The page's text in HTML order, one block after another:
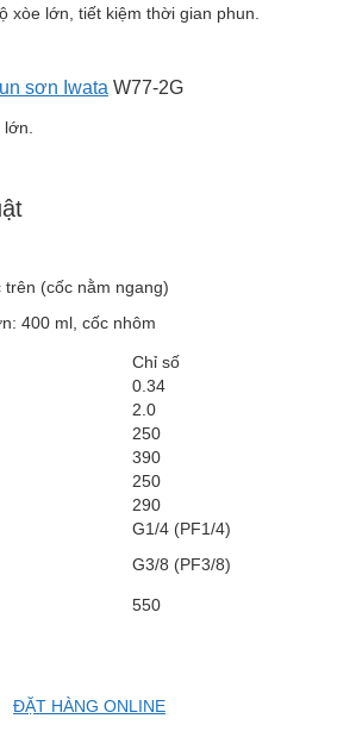
xòe lớn, tiết kiệm thời gian phun.
sơn Iwata W77-2G
trên (cốc nằm ngang)
400 ml, cốc nhôm
Chỉ số
0.34
2.0
250
390
250
290
G1/4 (PF1/4)
G3/8 (PF3/8)
550
ĐẶT HÀNG ONLINE